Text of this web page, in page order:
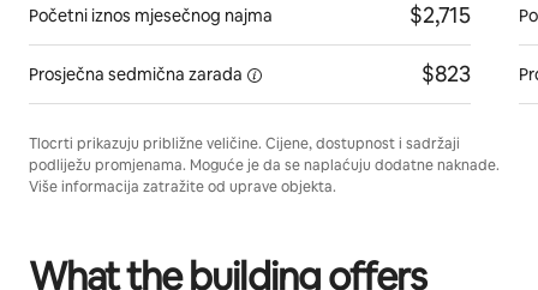
Početni iznos mjesečnog najma $2,715
Prosječna sedmična zarada $823
Tlocrti prikazuju približne veličine. Cijene, dostupnost i sadržaji
podliježu promjenama. Moguće je da se naplaćuju dodatne naknade.
Više informacija zatražite od uprave objekta.
What the building offers